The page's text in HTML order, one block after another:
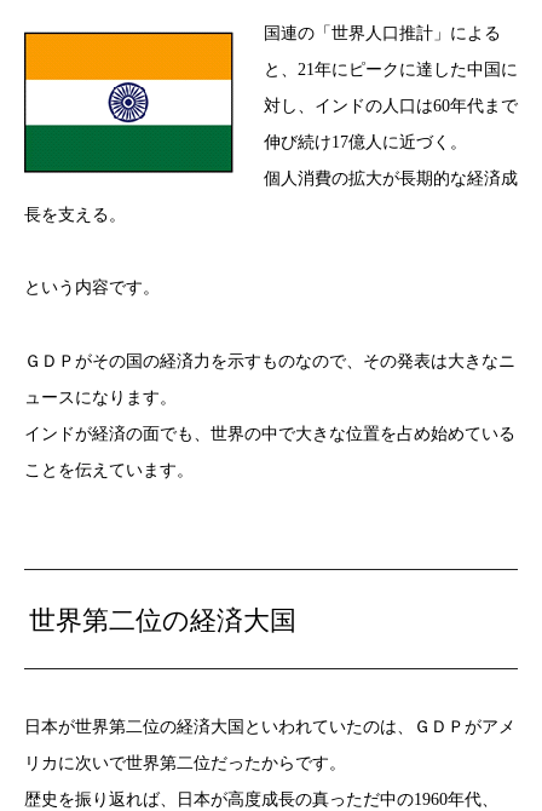
国連の「世界人口推計」による
と、21年にピークに達した中国に
対し、インドの人口は60年代まで
伸び続け17億人に近づく。
個人消費の拡大が長期的な経済成
長を支える。
という内容です。
ＧＤＰがその国の経済力を示すものなので、その発表は大きなニ
ュースになります。
インドが経済の面でも、世界の中で大きな位置を占め始めている
ことを伝えています。
世界第二位の経済大国
日本が世界第二位の経済大国といわれていたのは、ＧＤＰがアメ
リカに次いで世界第二位だったからです。
歴史を振り返れば、日本が高度成長の真っただ中の1960年代、